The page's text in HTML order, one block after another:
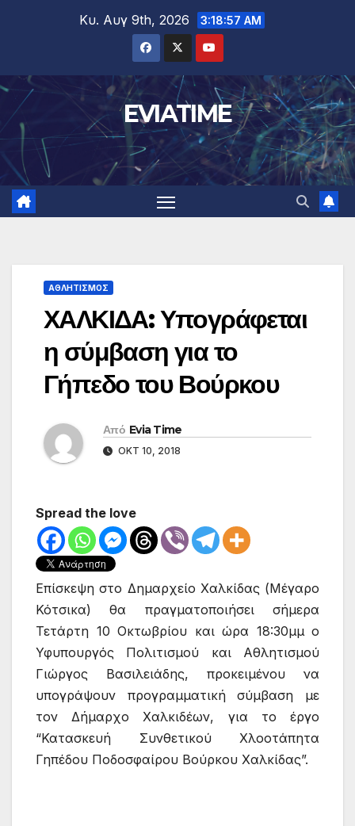
Κυ. Αυγ 9th, 2026 3:18:58 AM
EVIATIME
ΑΘΛΗΤΙΣΜΟΣ
ΧΑΛΚΙΔΑ: Υπογράφεται
η σύμβαση για το
Γήπεδο του Βούρκου
Από Evia Time
ΟΚΤ 10, 2018
Spread the love
Επίσκεψη στο Δημαρχείο Χαλκίδας (Μέγαρο
Κότσικα) θα πραγματοποιήσει σήμερα
Τετάρτη 10 Οκτωβρίου και ώρα 18:30μμ ο
Υφυπουργός Πολιτισμού και Αθλητισμού
Γιώργος Βασιλειάδης, προκειμένου να
υπογράψουν προγραμματική σύμβαση με
τον Δήμαρχο Χαλκιδέων, για το έργο
“Κατασκευή Συνθετικού Χλοοτάπητα
Γηπέδου Ποδοσφαίρου Βούρκου Χαλκίδας”.